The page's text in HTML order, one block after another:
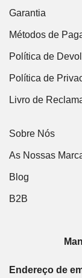
Garantia
Métodos de
Política de
Política de
Livro de
Sobre Nós
As Nossas
Blog
B2B
Endereço de